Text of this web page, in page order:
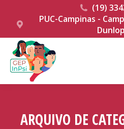
(19)
PUC-Campinas -
ARQUIVO DE